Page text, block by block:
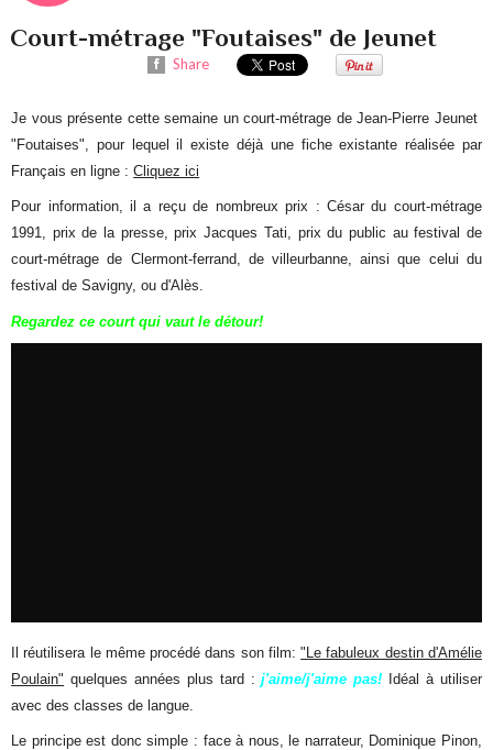
Court-métrage "Foutaises" de Jeunet
Share
Je vous présente cette semaine un court-métrage de Jean-Pierre Jeunet
"Foutaises", pour lequel il existe déjà une fiche existante réalisée par
Français en ligne :Cliquez ici
Pour information, il a reçu de nombreux prix : César du court-métrage
1991, prix de la presse, prix Jacques Tati, prix du public au festival de
court-métrage de Clermont-ferrand, de villeurbanne, ainsi que celui du
festival de Savigny, ou d'Alès.
Regardez ce court qui vaut le détour!
Il réutilisera le même procédé dans son film:"Le fabuleux destin d'Amélie
Poulain" quelques années plus tard :j'aime/j'aime pas! Idéal à utiliser
avec des classes de langue.
Le principe est donc simple : face à nous, le narrateur, Dominique Pinon,